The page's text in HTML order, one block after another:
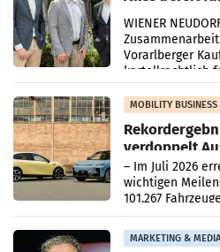
Albrecht setzt
WIENER
Vorarlberger
kartellrechtlich
MOBILITY BUSINESS
verdoppelt
überschreitet
– Im Juli 2026
wichtigen
101.267
Ergebnis
verdoppelte
MARKETING & MEDIA